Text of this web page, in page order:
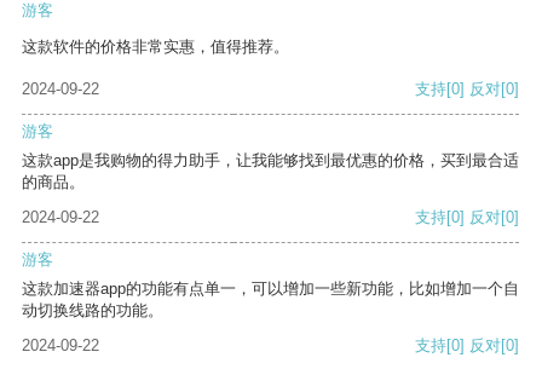
游客
这款软件的价格非常实惠，值得推荐。
2024-09-22 支持[0] 反对[0]
游客
这款app是我购物的得力助手，让我能够找到最优惠的价格，买到最合适
的商品。
2024-09-22
支持[0] 反对[0]
游客
这款加速器app的功能有点单一，可以增加一些新功能，比如增加一个自
动切换线路的功能。
2024-09-22
支持[0] 反对[0]